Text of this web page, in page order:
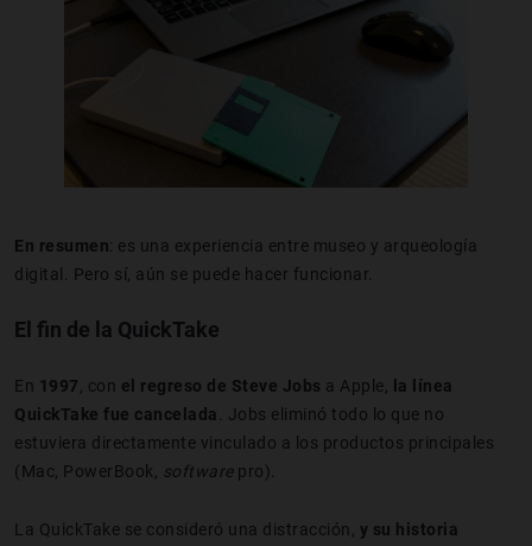
En resumen: es una experiencia entre museo y arqueología
digital. Pero sí, aún se puede hacer funcionar.
El fin de la QuickTake
En 1997 , con el regreso de Steve Jobs a Apple,
la línea
QuickTake fue cancelada . Jobs eliminó todo lo que no
estuviera directamente vinculado a los productos principales
(Mac, PowerBook, software pro).
La QuickTake se consideró una distracción, y su historia